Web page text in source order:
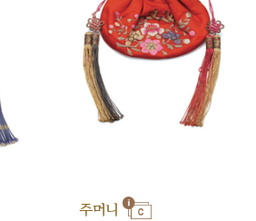
주머니